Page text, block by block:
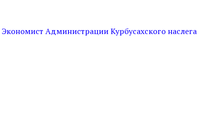
Экономист Администрации Курбусахского наслега